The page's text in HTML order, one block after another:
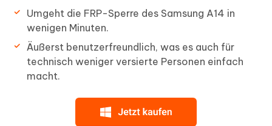
Umgeht die FRP-Sperre des Samsung A14 in
wenigen Minuten.
Äußerst benutzerfreundlich, was es auch für
technisch weniger versierte Personen einfach
macht.